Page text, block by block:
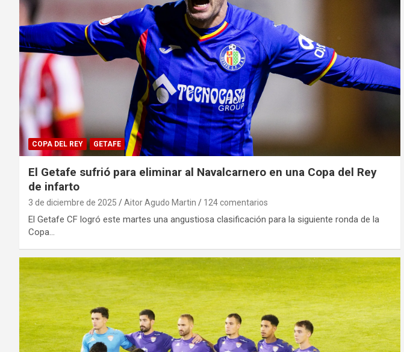
COPA DEL REY GETAFE
El Getafe sufrió para eliminar al Navalcarnero en una Copa del Rey
de infarto
3 de diciembre de 2025 Aitor Agudo Martin 124 comentarios
El Getafe CF logró este martes una angustiosa clasificación para la siguiente ronda de la
Copa…